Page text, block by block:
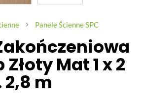
Panele Ścienne SPC
Złoty Mat 1 x 2
2,8 m